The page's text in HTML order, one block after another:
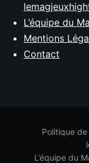
L’équipe du
Mentions
Contact
Politique
L’équipe du